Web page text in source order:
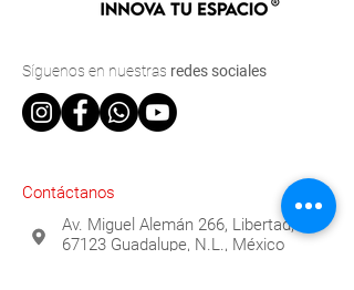
Síguenos en nuestras redes sociales
Contáctanos
Av. Miguel Alemán 266, Libertad,
67123 Guadalupe, N.L., México